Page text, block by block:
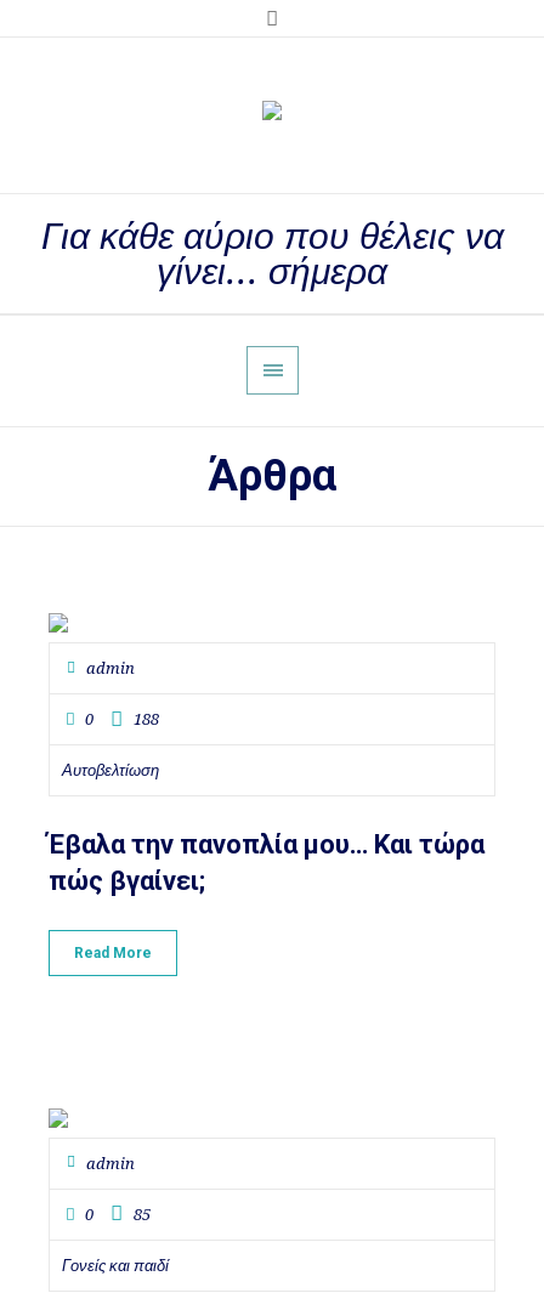
Για κάθε αύριο που θέλεις να
γίνει... σήμερα
Άρθρα
admin
0 188
Αυτοβελτίωση
Έβαλα την πανοπλία μου… Kαι τώρα
πώς βγαίνει;
Read More
admin
0 85
Γονείς και παιδί